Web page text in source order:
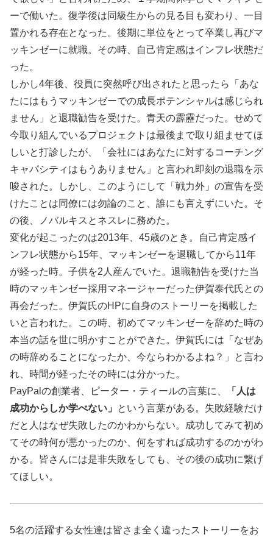
ーで働いた。復学後は同級生からの見る目も変わり、一目
置かれる存在となった。後期に単位をとって卒業し再びマ
ッキンゼーに就職。その時、自己肯定感はインフレ状態だ
った。
しかし4年後、役員に突然呼び出されたと思ったら「あな
たにはもうマッキンゼーでの成長ポテンシャルは感じられ
ません」と退職勧告を受けた。青天の霹靂だった。せめて
今取り組んでいるプロジェクトは最後まで取り組ませてほ
しいと打診したが、「会社にはあなたに対するコーチング
キャパシティはもうありません」と言われ即刻の退職を示
唆された。しかし、このようにして「戦力外」の宣告を受
けたことは同僚には勿論のこと、誰にも言えずにいた。そ
の後、ノバルキスとネスレに務めた。
変化が起こったのは2013年、45歳のとき。自己肯定感イ
ンフレ状態から15年、マッキンゼーを退職してから11年
が経った時。子供を2人産んでいた。退職勧告を受けた当
時のマッキンゼー採用マネージャーだった伊賀泰代氏との
再会だった。伊賀氏のHPに自身のストーリーを掲載した
いと言われた。この時、初めてマッキンゼーを辞めた時の
本当の話を世に明かすことができた。伊賀氏には「なぜあ
の時辞めることになったか、今ならわかるよね？」と言わ
れ、時間が経ったその時には分かった。
PayPalの創業者、ピーター・ティールの言葉に、
「人は
成功からしか学べない」
という言葉がある。失敗経験だけ
だと人はなぜ失敗したのかわからない。成功してみて初め
てその時何が悪かったのか、何をすれば成功するのかがわ
かる。皆さんには是非失敗をしても、その後の成功に繋げ
てほしい。
5名の活躍する女性達は皆さま全く違ったストーリーをお